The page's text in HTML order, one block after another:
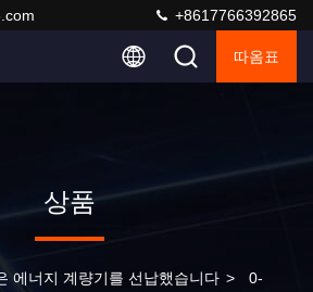
+8617766392865
따옴표
상품
에너지 계량기를 선납했습니다 > 0-